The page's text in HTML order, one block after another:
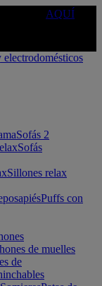
AQUÍ
Sofás 2
Sofás
Sillones relax
Puffs con
de muelles
de